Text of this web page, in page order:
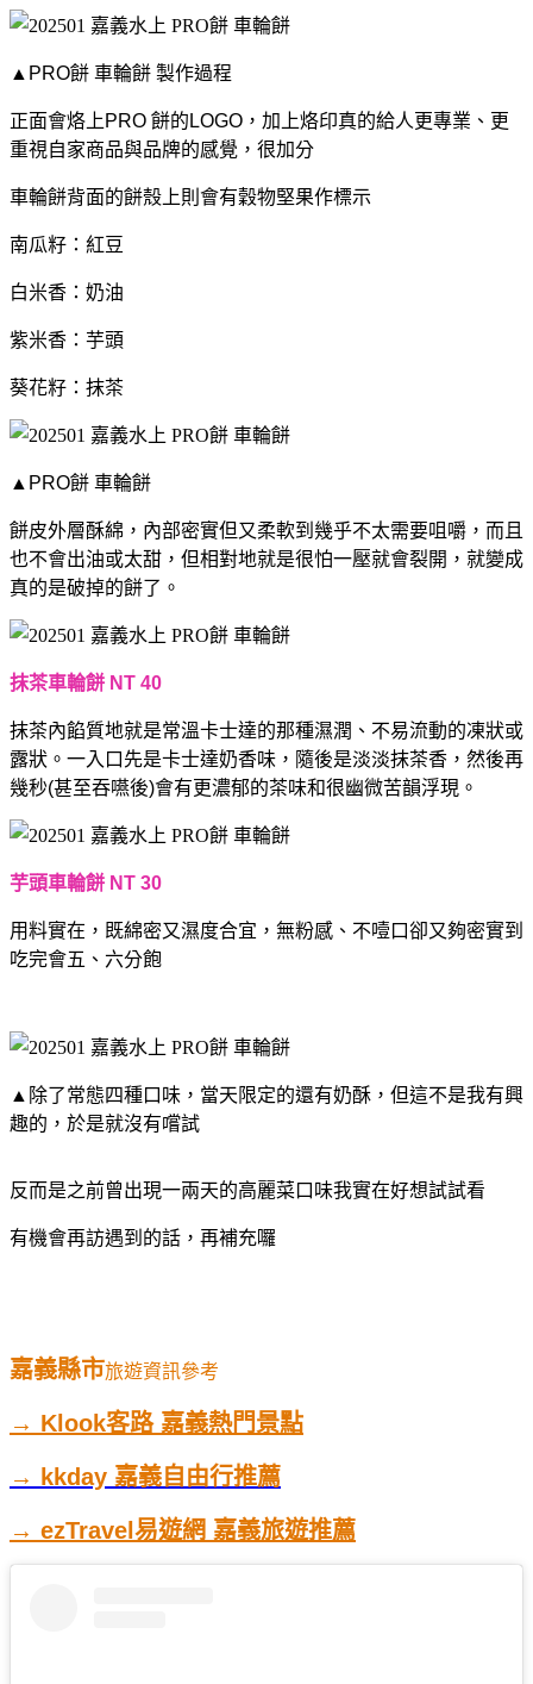
▲PRO餅 車輪餅 製作過程
正面會烙上PRO 餅的LOGO，加上烙印真的給人更專業、更
重視自家商品與品牌的感覺，很加分
車輪餅背面的餅殼上則會有穀物堅果作標示
南瓜籽：紅豆
白米香：奶油
紫米香：芋頭
葵花籽：抹茶
▲PRO餅 車輪餅
餅皮外層酥綿，內部密實但又柔軟到幾乎不太需要咀嚼，而且
也不會出油或太甜，但相對地就是很怕一壓就會裂開，就變成
真的是破掉的餅了。
抹茶車輪餅 NT 40
抹茶內餡質地就是常溫卡士達的那種濕潤、不易流動的凍狀或
露狀。一入口先是卡士達奶香味，隨後是淡淡抹茶香，然後再
幾秒(甚至吞嚥後)會有更濃郁的茶味和很幽微苦韻浮現。
芋頭車輪餅 NT 30
用料實在，既綿密又濕度合宜，無粉感、不噎口卻又夠密實到
吃完會五、六分飽
▲除了常態四種口味，當天限定的還有奶酥，但這不是我有興
趣的，於是就沒有嚐試
反而是之前曾出現一兩天的高麗菜口味我實在好想試試看
有機會再訪遇到的話，再補充囉
嘉義縣市旅遊資訊參考
→ Klook客路 嘉義熱門景點
→ kkday 嘉義自由行推薦
→ ezTravel易遊網 嘉義旅遊推薦